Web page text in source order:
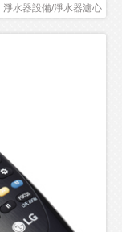
淨水器設備/淨水器濾心